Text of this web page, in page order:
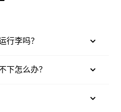
行李吗？
下怎么办？